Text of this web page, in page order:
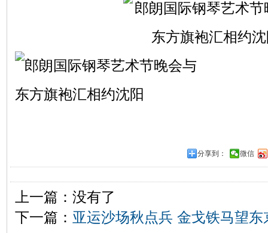
分享到： 微信
上一篇：没有了
下一篇： 亚运沙场秋点兵 金戈铁马望东